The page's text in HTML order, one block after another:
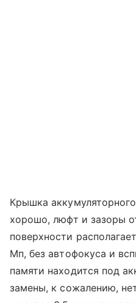
Крышка
хорошо, люфт и зазоры
поверхности
Мп, без автофокуса и
памяти находится под
замены, к сожалению,